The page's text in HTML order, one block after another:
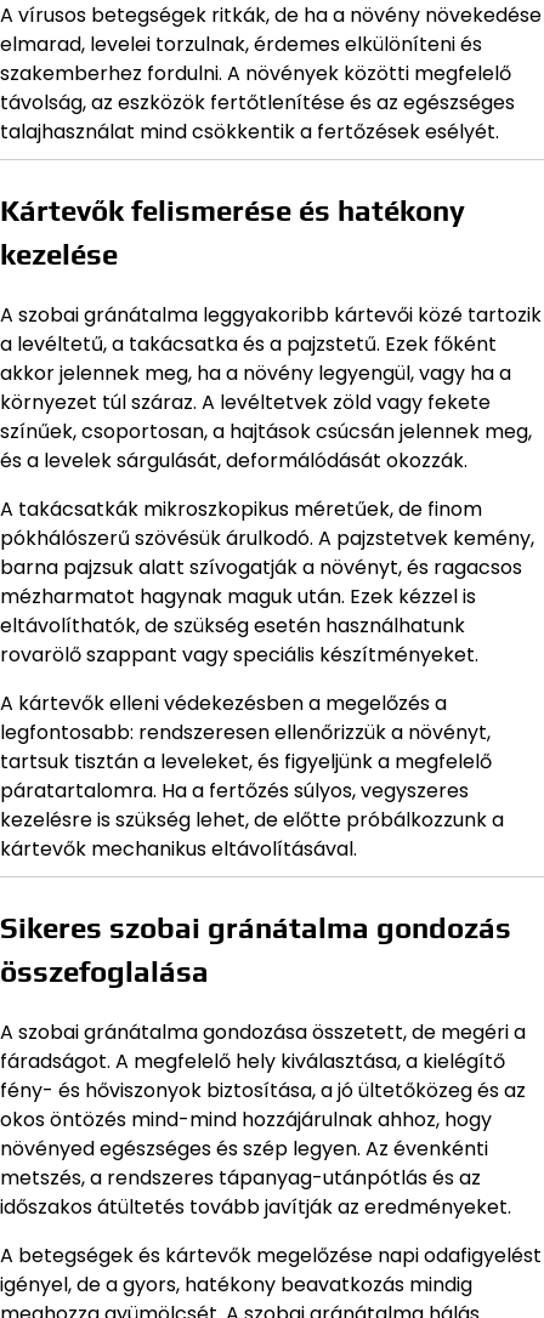
A vírusos betegségek ritkák, de ha a növény növekedése
elmarad, levelei torzulnak, érdemes elkülöníteni és
szakemberhez fordulni. A növények közötti megfelelő
távolság, az eszközök fertőtlenítése és az egészséges
talajhasználat mind csökkentik a fertőzések esélyét.
Kártevők felismerése és hatékony
kezelése
A szobai gránátalma leggyakoribb kártevői közé tartozik
a levéltetű, a takácsatka és a pajzstetű. Ezek főként
akkor jelennek meg, ha a növény legyengül, vagy ha a
környezet túl száraz. A levéltetvek zöld vagy fekete
színűek, csoportosan, a hajtások csúcsán jelennek meg,
és a levelek sárgulását, deformálódását okozzák.
A takácsatkák mikroszkopikus méretűek, de finom
pókhálószerű szövésük árulkodó. A pajzstetvek kemény,
barna pajzsuk alatt szívogatják a növényt, és ragacsos
mézharmatot hagynak maguk után. Ezek kézzel is
eltávolíthatók, de szükség esetén használhatunk
rovarölő szappant vagy speciális készítményeket.
A kártevők elleni védekezésben a megelőzés a
legfontosabb: rendszeresen ellenőrizzük a növényt,
tartsuk tisztán a leveleket, és figyeljünk a megfelelő
páratartalomra. Ha a fertőzés súlyos, vegyszeres
kezelésre is szükség lehet, de előtte próbálkozzunk a
kártevők mechanikus eltávolításával.
Sikeres szobai gránátalma gondozás
összefoglalása
A szobai gránátalma gondozása összetett, de megéri a
fáradságot. A megfelelő hely kiválasztása, a kielégítő
fény- és hőviszonyok biztosítása, a jó ültetőközeg és az
okos öntözés mind-mind hozzájárulnak ahhoz, hogy
növényed egészséges és szép legyen. Az évenkénti
metszés, a rendszeres tápanyag-utánpótlás és az
időszakos átültetés tovább javítják az eredményeket.
A betegségek és kártevők megelőzése napi odafigyelést
igényel, de a gyors, hatékony beavatkozás mindig